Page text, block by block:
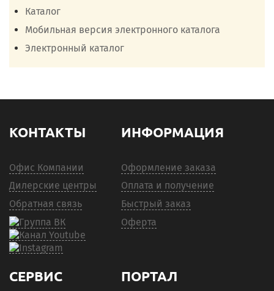
Каталог
Мобильная версия электронного каталога
Электронный каталог
КОНТАКТЫ
Офис Компании
Дилерские центры
Обратная связь
ИНФОРМАЦИЯ
Оформление заказа
Оплата и получение
Быстрый заказ
Оферта
СЕРВИС ПОРТАЛ